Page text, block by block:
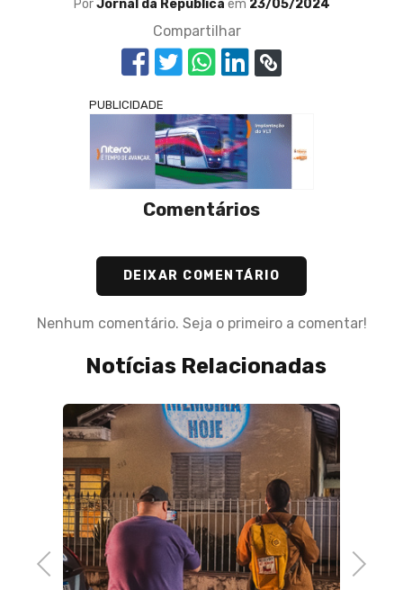
PorJornal da República em 23/05/2024
Compartilhar
PUBLICIDADE
Comentários
DEIXAR COMENTÁRIO
Nenhum comentário. Seja o primeiro a comentar!
Notícias Relacionadas
Previous Next